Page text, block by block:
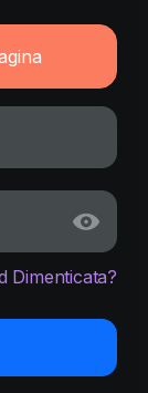
Dimenticata?